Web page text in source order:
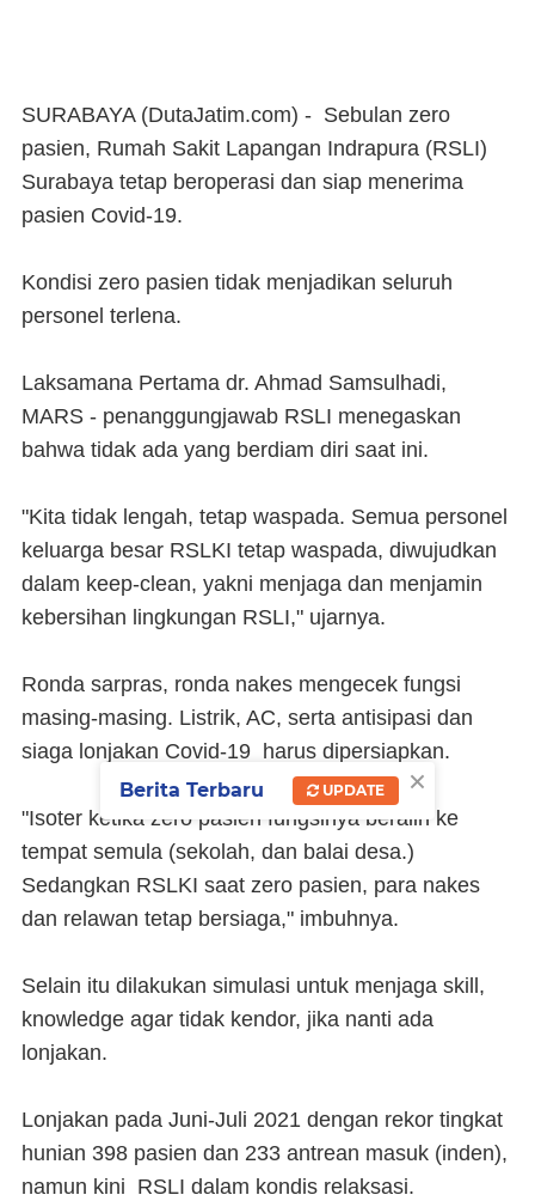
SURABAYA (DutaJatim.com) - Sebulan zero
pasien, Rumah Sakit Lapangan Indrapura (RSLI)
Surabaya tetap beroperasi dan siap menerima
pasien Covid-19.
Kondisi zero pasien tidak menjadikan seluruh
personel terlena.
Laksamana Pertama dr. Ahmad Samsulhadi,
MARS - penanggungjawab RSLI menegaskan
bahwa tidak ada yang berdiam diri saat ini.
"Kita tidak lengah, tetap waspada. Semua personel
keluarga besar RSLKI tetap waspada, diwujudkan
dalam keep-clean, yakni menjaga dan menjamin
kebersihan lingkungan RSLI," ujarnya.
Ronda sarpras, ronda nakes mengecek fungsi
masing-masing. Listrik, AC, serta antisipasi dan
siaga lonjakan Covid-19 harus dipersiapkan.
"Isoter ketika zero pasien fungsinya beralih ke
tempat semula (sekolah, dan balai desa.)
Sedangkan RSLKI saat zero pasien, para nakes
dan relawan tetap bersiaga," imbuhnya.
Selain itu dilakukan simulasi untuk menjaga skill,
knowledge agar tidak kendor, jika nanti ada
lonjakan.
Lonjakan pada Juni-Juli 2021 dengan rekor tingkat
hunian 398 pasien dan 233 antrean masuk (inden),
namun kini RSLI dalam kondis relaksasi.
×
Berita Terbaru UPDATE